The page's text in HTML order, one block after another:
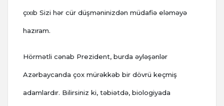
çıxıb Sizi hər cür düşməninizdən müdafiə eləməyə
hazıram.
Hörmətli cənab Prezident, burda əyləşənlər
Azərbaycanda çox mürəkkəb bir dövrü keçmiş
adamlardır. Bilirsiniz ki, təbiətdə, biologiyada